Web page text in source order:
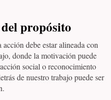
propósito
debe estar alineada con
donde la motivación puede
social o reconocimiento
de nuestro trabajo puede ser